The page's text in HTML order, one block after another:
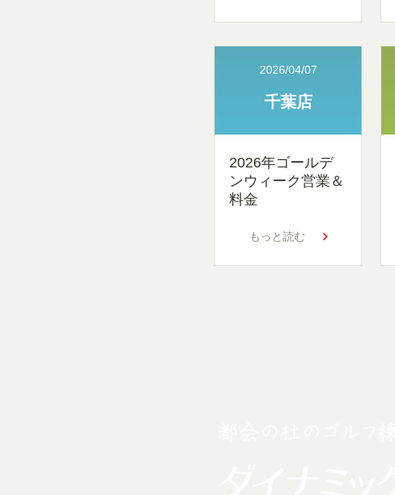
千葉店
2026/04/07
2026年ゴールデ
ンウィーク営業＆
料金
もっと読む